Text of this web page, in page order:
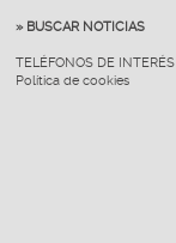
» BUSCAR NOTICIAS
TELÉFONOS DE INTERÉS
Política de cookies